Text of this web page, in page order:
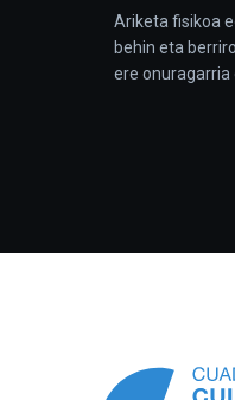
Ariketa fisikoa
behin eta
ere onuragarria